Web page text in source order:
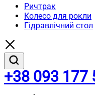
Ричтрак
Колесо для рокли
Гідравлічний стол
+38 093 177